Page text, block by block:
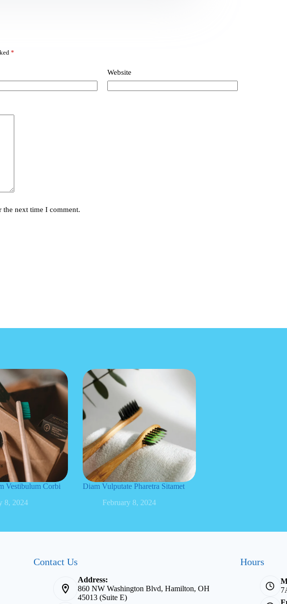
*
Website
the next time I comment.
Vestibulum Corbi
8, 2024
Diam Vulputate Pharetra Sitamet
February 8, 2024
Contact Us
Address:
860 NW Washington Blvd, Hamilton, OH
45013 (Suite E)
Hours